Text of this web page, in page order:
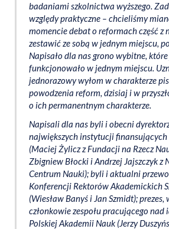
badaniami szkolnictwa wyższego.
względy praktyczne – chcieliśmy
momencie debat o reformach część z
zestawić ze sobą w jednym miejscu,
Napisało dla nas grono wybitne,
funkcjonowało w jednym miejscu.
jednorazowy wyłom w charakterze
powodzenia reform, dzisiaj i w
o ich permanentnym charakterze.
Napisali dla nas byli i obecni
największych instytucji
(Maciej Żylicz z Fundacji na Rzecz
Zbigniew Błocki i Andrzej Jajszczyk z
Centrum Nauki); byli i aktualni
Konferencji Rektorów Akademickich
(Wiesław Banyś i Jan Szmidt); prezes,
członkowie zespołu pracującego
Polskiej Akademii Nauk (Jerzy